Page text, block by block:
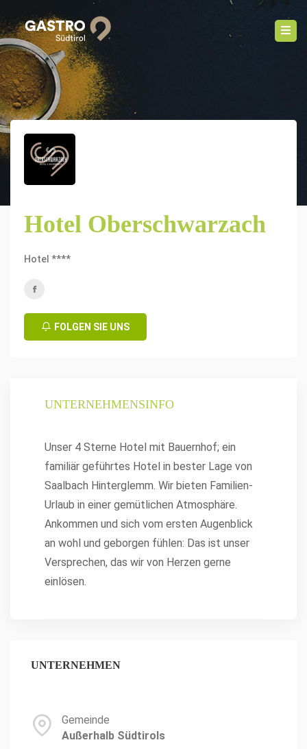
Hotel Oberschwarzach
Hotel ****
FOLGEN SIE UNS
UNTERNEHMENSINFO
Unser 4 Sterne Hotel mit Bauernhof; ein
familiär geführtes Hotel in bester Lage von
Saalbach Hinterglemm. Wir bieten Familien-
Urlaub in einer gemütlichen Atmosphäre.
Ankommen und sich vom ersten Augenblick
an wohl und geborgen fühlen: Das ist unser
Versprechen, das wir von Herzen gerne
einlösen.
UNTERNEHMEN
Gemeinde
Außerhalb Südtirols